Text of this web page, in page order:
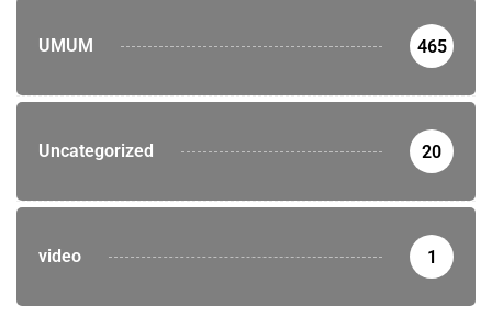
UMUM 465
Uncategorized 20
video 1